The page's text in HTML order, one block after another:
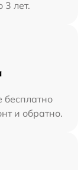
3 лет.
бесплатно
и обратно.